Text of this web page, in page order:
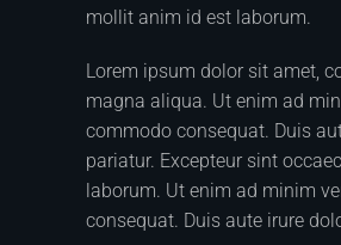
mollit anim id est laborum.
Lorem ipsum dolor sit amet,
magna aliqua. Ut enim ad
commodo consequat. Duis
pariatur. Excepteur sint
laborum. Ut enim ad minim
consequat. Duis aute irure